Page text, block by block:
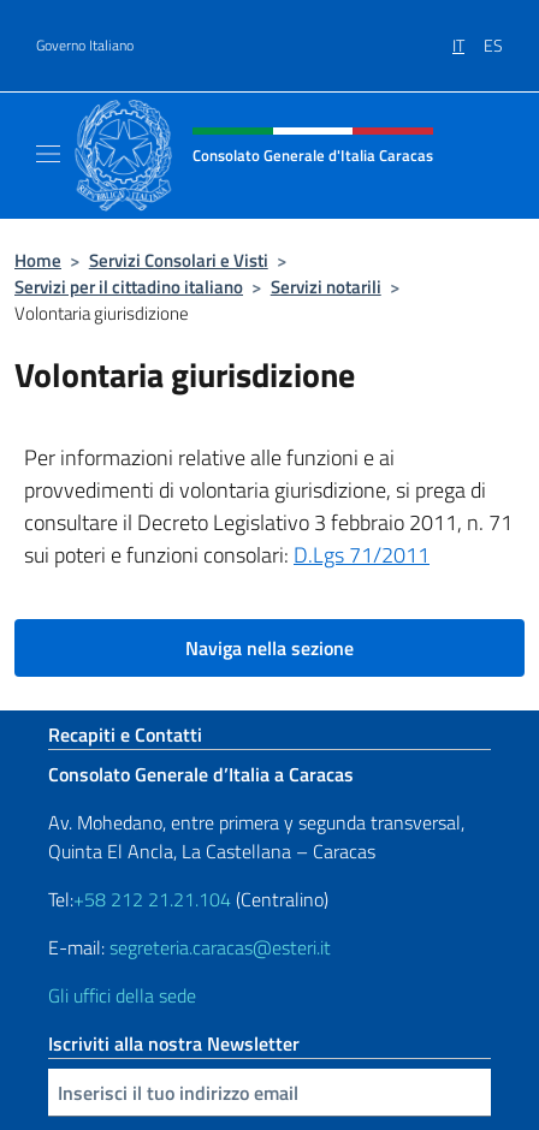
Governo Italiano IT ES
Intestazione sito, social e menù
Consolato Generale d'Italia Caracas
Home > Servizi Consolari e Visti >
Servizi per il cittadino italiano > Servizi notarili >
Volontaria giurisdizione
Volontaria giurisdizione
Per informazioni relative alle funzioni e ai
provvedimenti di volontaria giurisdizione, si prega di
consultare il Decreto Legislativo 3 febbraio 2011, n. 71
sui poteri e funzioni consolari: D.Lgs 71/2011
Naviga nella sezione
Sezione footer
Recapiti e Contatti
Consolato Generale d’Italia a Caracas
Av. Mohedano, entre primera y segunda transversal,
Quinta El Ancla, La Castellana – Caracas
Tel:+58 212 21.21.104(Centralino)
E-mail:segreteria.caracas@esteri.it
Gli uffici della sede
Iscriviti alla nostra Newsletter
Inserisci la tua email